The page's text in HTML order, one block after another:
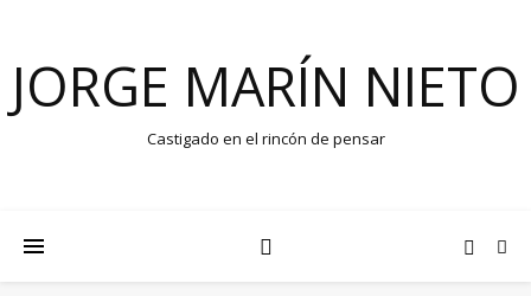
JORGE MARÍN NIETO
Castigado en el rincón de pensar